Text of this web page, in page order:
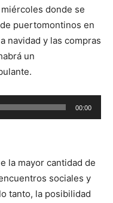
donde se
puertomontinos en
navidad y las compras
un
00:00
la mayor cantidad de
sociales y
tanto, la posibilidad